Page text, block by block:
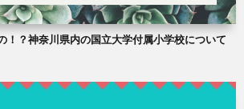
！？神奈川県内の国立大学付属小学校について